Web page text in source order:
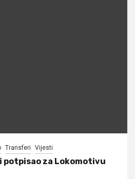
Transferi Vijesti
potpisao za Lokomotivu